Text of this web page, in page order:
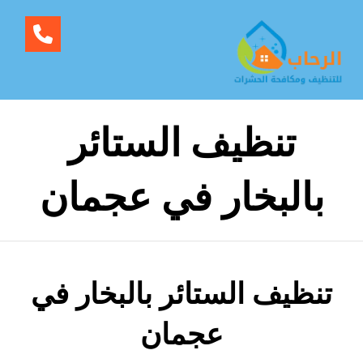
تنظيف الستائر
بالبخار في عجمان
تنظيف الستائر بالبخار في
عجمان